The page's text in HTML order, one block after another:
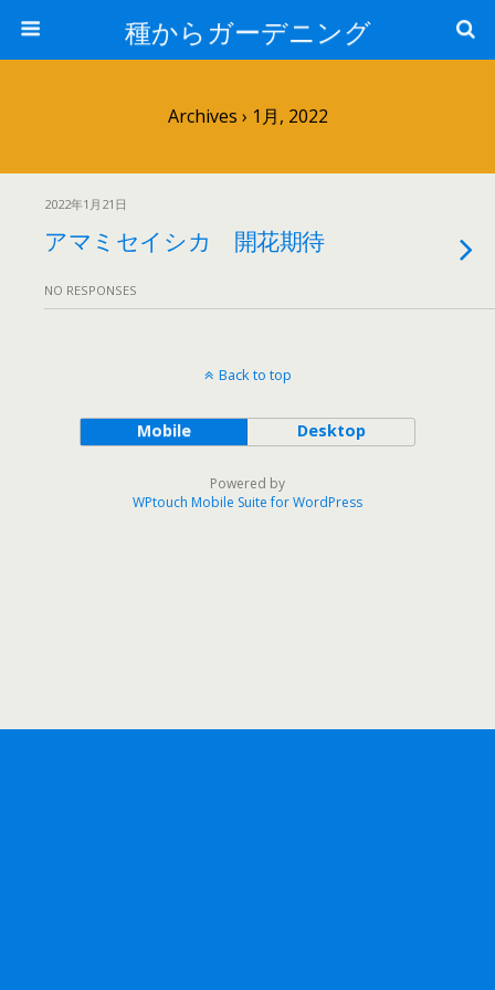
種からガーデニング
Archives › 1月, 2022
2022年1月21日
アマミセイシカ 開花期待
NO RESPONSES
Back to top
Mobile Desktop
Powered by
WPtouch Mobile Suite for WordPress